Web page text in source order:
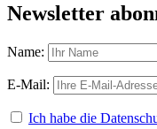
Newsletter
Name:
E-Mail:
Ich habe die